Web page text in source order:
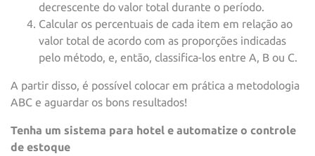
decrescente do valor total durante o período.
Calcular os percentuais de cada item em relação ao
valor total de acordo com as proporções indicadas
pelo método, e, então, classifica-los entre A, B ou C.
A partir disso, é possível colocar em prática a metodologia
ABC e aguardar os bons resultados!
Tenha um sistema para hotel e automatize o controle
de estoque